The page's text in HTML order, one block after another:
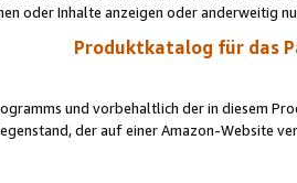
oder Inhalte anzeigen oder anderweitig
Produktkatalog für das
und vorbehaltlich der in diesem
der auf einer Amazon-Website